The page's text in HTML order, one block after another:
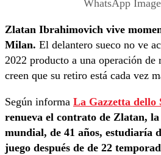
WhatsApp
Zlatan Ibrahimovich vive
Milan. El delantero sueco no ve
2022 producto a una operación
creen que su retiro está cada vez
Según informa La Gazzetta dello
renueva el contrato de Zlatan,
mundial, de 41 años, estudiaría
juego después de de 22